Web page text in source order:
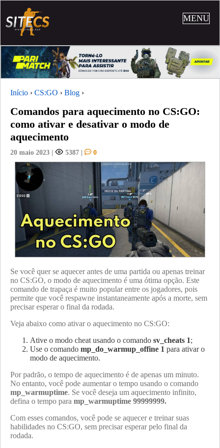
MENU
Início › CS:GO › Blog ›
Comandos para aquecimento no CS:GO:
como ativar e desativar o modo de
aquecimento
20 maio 2023 | 5387 | 0
Se você quer se aquecer antes de uma partida ou apenas treinar
no CS:GO, o modo de aquecimento é uma ótima opção. Este
comando de trapaça é muito popular entre os jogadores, pois
permite que você respawne instantaneamente após a morte, sem
precisar esperar o final da rodada.
Veja abaixo como ativar o aquecimento no CS:GO:
Ative o modo cheat usando o comando sv_cheats 1;
Use o comando mp_do_warmup_offine 1 para ativar o
modo de aquecimento.
Por padrão, o tempo de aquecimento é de apenas um minuto.
No entanto, você pode aumentar o tempo usando o comando
mp_warmuptime. Se você deseja um aquecimento infinito,
defina o tempo para mp_warmuptime 99999999.
Com esses comandos, você pode se aquecer e treinar suas
habilidades no CS:GO, sem precisar esperar pelo final da
rodada.